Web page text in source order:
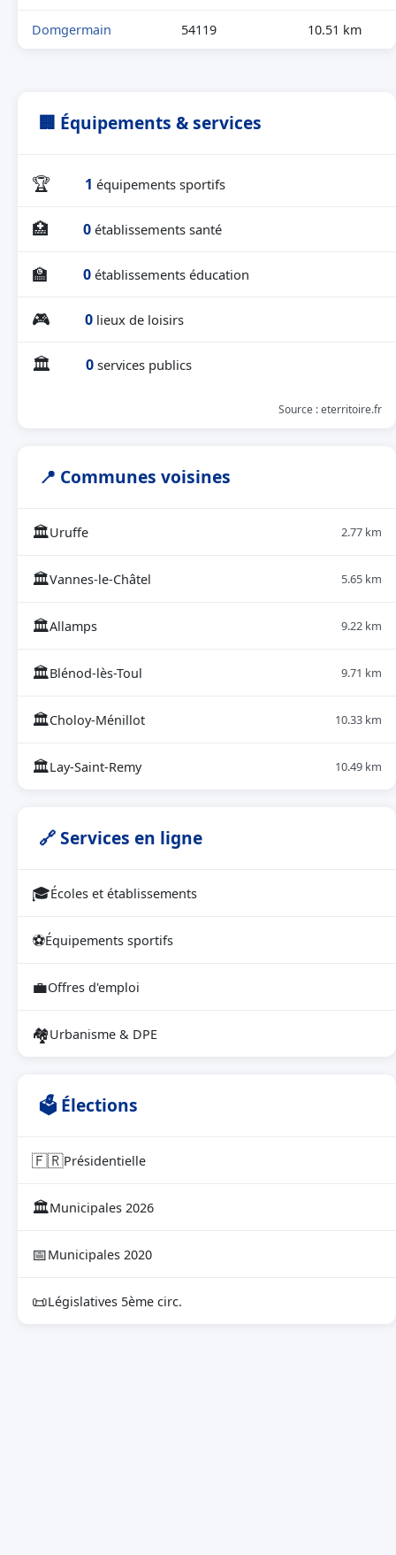
Domgermain 54119 10.51 km
🏢 Équipements & services
🏆 1 équipements sportifs
🏥 0 établissements santé
🏫 0 établissements éducation
🎮 0 lieux de loisirs
🏛 0 services publics
Source : eterritoire.fr
📍 Communes voisines
🏛Uruffe 2.77 km
🏛Vannes-le-Châtel 5.65 km
🏛Allamps 9.22 km
🏛Blénod-lès-Toul 9.71 km
🏛Choloy-Ménillot 10.33 km
🏛Lay-Saint-Remy 10.49 km
🔗 Services en ligne
🎓Écoles et établissements
⚽Équipements sportifs
💼Offres d'emploi
🏘Urbanisme & DPE
🗳 Élections
🇫🇷Présidentielle
🏛Municipales 2026
📅Municipales 2020
📜Législatives 5ème circ.